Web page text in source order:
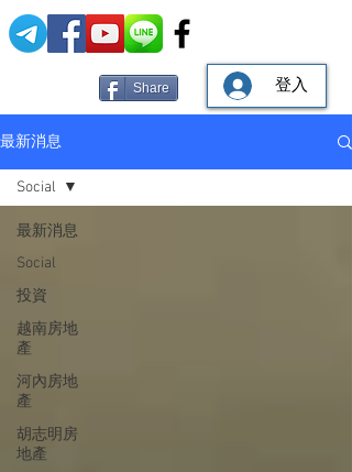
Share 登入
最新消息
最新消息
Social
投資
越南房地
產
河內房地
產
胡志明房
地產
Social